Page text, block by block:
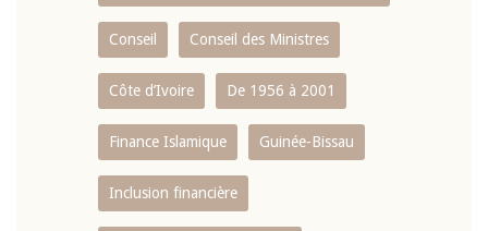
Conseil Conseil des Ministres
Côte d’Ivoire De 1956 à 2001
Finance Islamique Guinée-Bissau
Inclusion financière